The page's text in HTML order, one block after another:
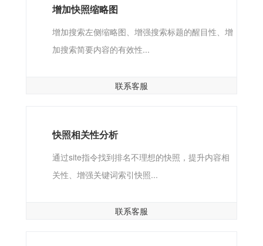
增加快照缩略图
增加搜索左侧缩略图、增强搜索标题的醒目性、增
加搜索简要内容的有效性...
联系客服
快照相关性分析
通过site指令找到排名不理想的快照，提升内容相
关性、增强关键词索引快照...
联系客服